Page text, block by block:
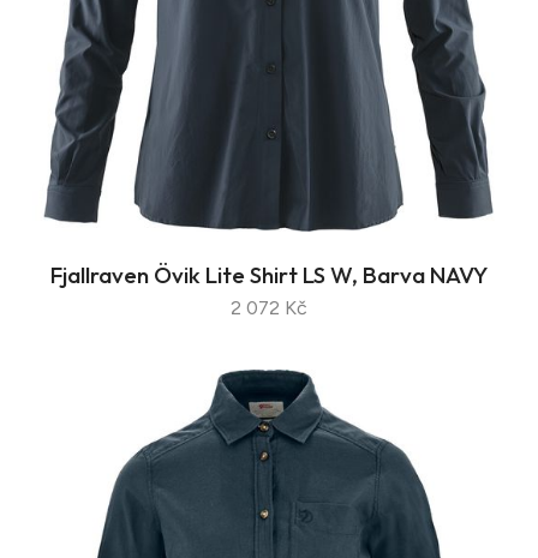
Fjallraven Övik Lite Shirt LS W, Barva NAVY
2 072 Kč